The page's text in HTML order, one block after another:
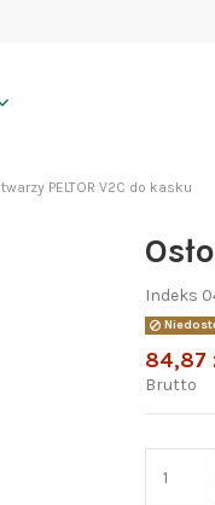
PELTOR V2C do kasku
Indeks
84,87
Brutto